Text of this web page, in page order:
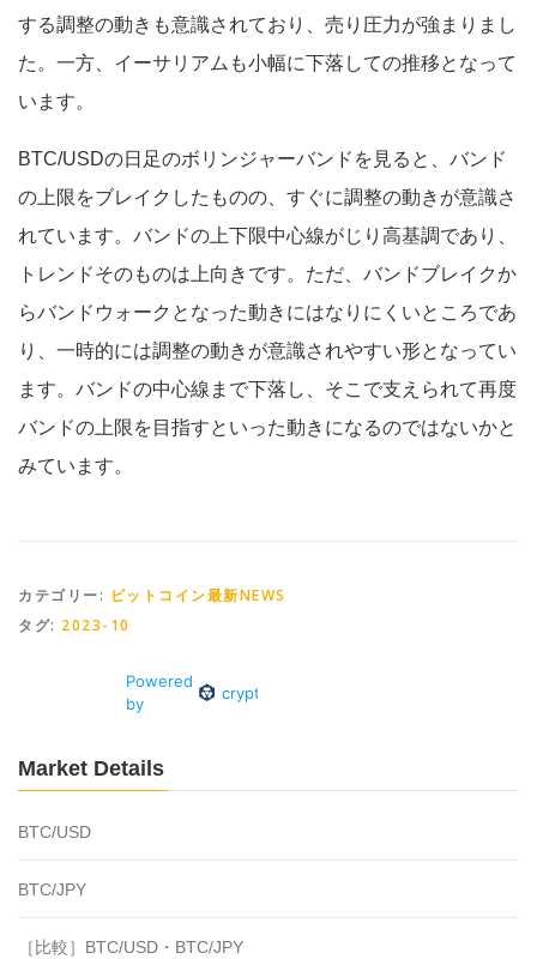
する調整の動きも意識されており、売り圧力が強まりまし
た。一方、イーサリアムも小幅に下落しての推移となって
います。
BTC/USDの日足のボリンジャーバンドを見ると、バンド
の上限をブレイクしたものの、すぐに調整の動きが意識さ
れています。バンドの上下限中心線がじり高基調であり、
トレンドそのものは上向きです。ただ、バンドブレイクか
らバンドウォークとなった動きにはなりにくいところであ
り、一時的には調整の動きが意識されやすい形となってい
ます。バンドの中心線まで下落し、そこで支えられて再度
バンドの上限を目指すといった動きになるのではないかと
みています。
カテゴリー: ビットコイン最新NEWS
タグ: 2023-10
Market Details
BTC/USD
BTC/JPY
［比較］BTC/USD・BTC/JPY